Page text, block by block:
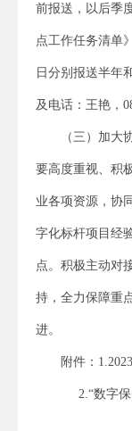
前报送，以后季
点工作任务清单
日分别报送半年
及电话：王艳，
（三）加大
要高度重视、积
业各项资源，协
字化标杆项目经
点。积极主动对
持，全力保障重
进。
附件：
2.“数字保